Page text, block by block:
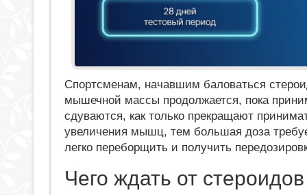
Спортсменам, начавшим баловаться
мышечной массы продолжается, пока
сдуваются, как только прекращают
увеличения мышц, тем большая доза
легко переборщить и получить
Чего ждать от стероидов